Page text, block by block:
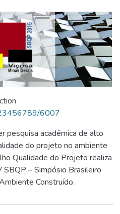
6007
pesquisa acadêmica de alto
do projeto no ambiente
Qualidade do Projeto realiza
– Simpósio Brasileiro
Construído.